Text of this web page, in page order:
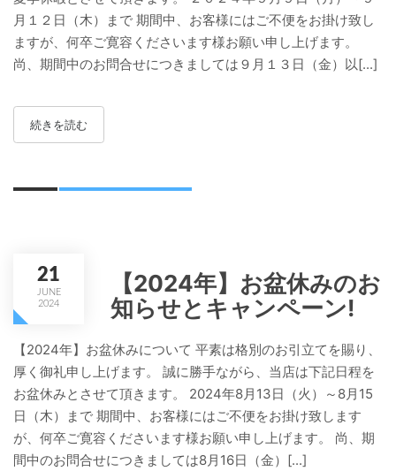
月１２日（木）まで 期間中、お客様にはご不便をお掛け致し
ますが、何卒ご寛容くださいます様お願い申し上げます。
尚、期間中のお問合せにつきましては９月１３日（金）以[...]
続きを読む
21
JUNE
2024
【2024年】お盆休みのお
知らせとキャンペーン!
【2024年】お盆休みについて 平素は格別のお引立てを賜り、
厚く御礼申し上げます。 誠に勝手ながら、当店は下記日程を
お盆休みとさせて頂きます。 2024年8月13日（火）～8月15
日（木）まで 期間中、お客様にはご不便をお掛け致します
が、何卒ご寛容くださいます様お願い申し上げます。 尚、期
間中のお問合せにつきましては8月16日（金）[...]